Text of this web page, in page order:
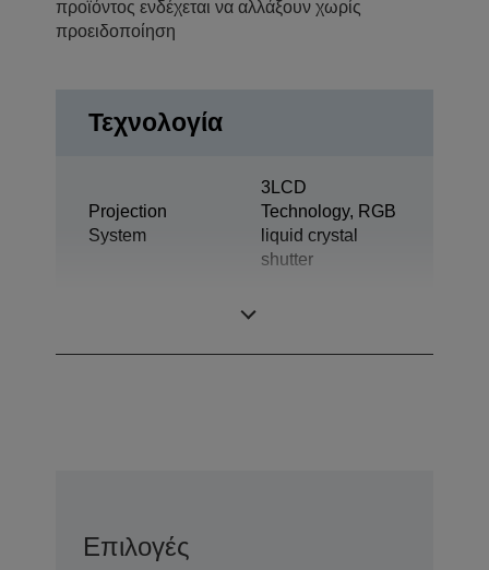
προϊόντος ενδέχεται να αλλάξουν χωρίς
προειδοποίηση
Τεχνολογία
Projection
System
3LCD
Technology, RGB
liquid crystal
shutter
Επιλογές